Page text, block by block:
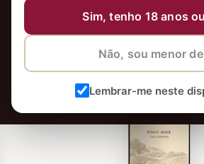
Sim, tenho 18 anos
Não, sou menor
Lembrar-me neste